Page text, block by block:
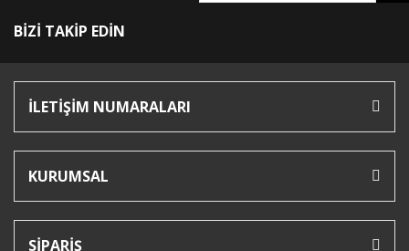
BİZİ TAKİP EDİN
İLETİŞİM NUMARALARI
KURUMSAL
SİPARİŞ